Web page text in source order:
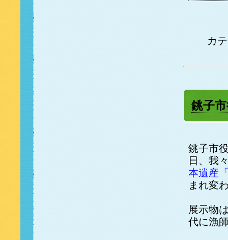
カ
銚子
銚子市
日、我
本遺産
まれ変
展示物
代に漁